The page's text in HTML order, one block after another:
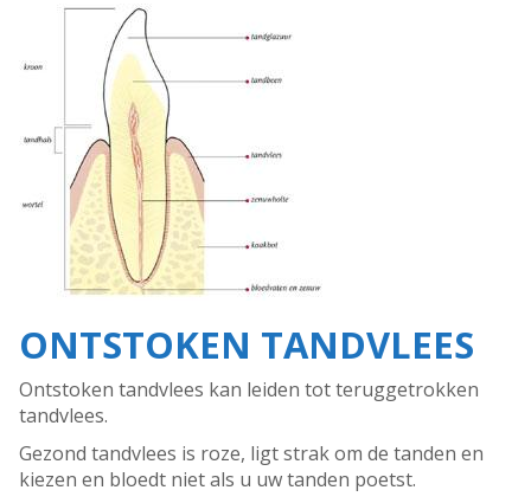
ONTSTOKEN TANDVLEES
Ontstoken tandvlees kan leiden tot teruggetrokken
tandvlees.
Gezond tandvlees is roze, ligt strak om de tanden en
kiezen en bloedt niet als u uw tanden poetst.